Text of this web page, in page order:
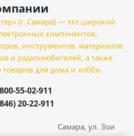
(г. Самара) — это широкий
компонентов,
инструментов, материалов
и радиолюбителей, а также
для дома и хобби.
55-02-911
20-22-911
Самара, ул. Зои